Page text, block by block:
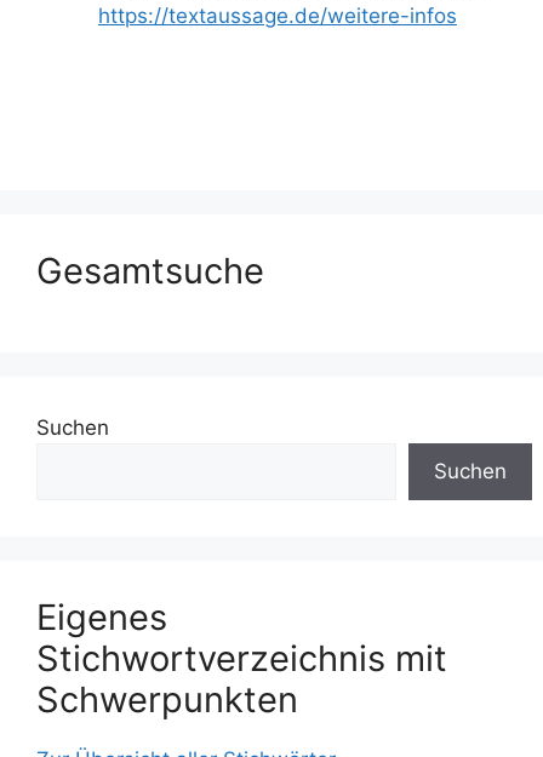
https://textaussage.de/weitere-infos
Gesamtsuche
Suchen
Suchen
Eigenes
Stichwortverzeichnis mit
Schwerpunkten